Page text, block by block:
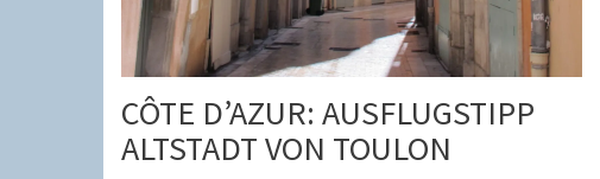
CÔTE D’AZUR: AUSFLUGSTIPP
ALTSTADT VON TOULON